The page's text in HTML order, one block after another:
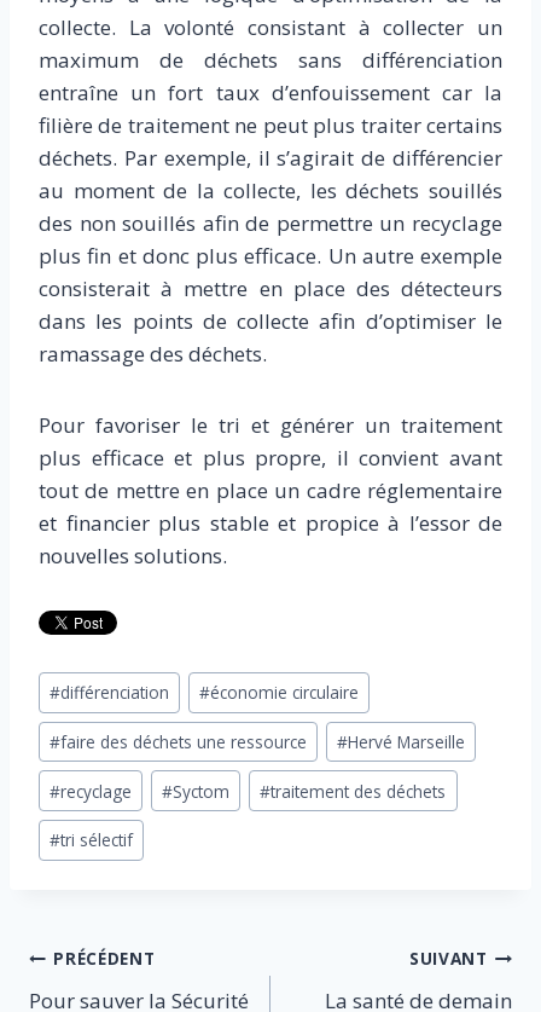
collecte. La volonté consistant à collecter un
maximum de déchets sans différenciation
entraîne un fort taux d’enfouissement car la
filière de traitement ne peut plus traiter certains
déchets. Par exemple, il s’agirait de différencier
au moment de la collecte, les déchets souillés
des non souillés afin de permettre un recyclage
plus fin et donc plus efficace. Un autre exemple
consisterait à mettre en place des détecteurs
dans les points de collecte afin d’optimiser le
ramassage des déchets.
Pour favoriser le tri et générer un traitement
plus efficace et plus propre, il convient avant
tout de mettre en place un cadre réglementaire
et financier plus stable et propice à l’essor de
nouvelles solutions.
Étiquettes
de
la
publication :
#différenciation #économie circulaire
#faire des déchets une ressource #Hervé Marseille
#recyclage #Syctom #traitement des déchets
#tri sélectif
Navigation
PRÉCÉDENT
Pour sauver la Sécurité
SUIVANT
La santé de demain